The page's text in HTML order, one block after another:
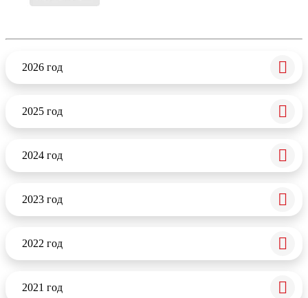
2026 год
2025 год
2024 год
2023 год
2022 год
2021 год